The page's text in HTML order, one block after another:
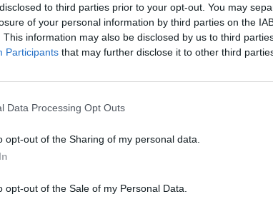
to third parties prior to your opt-out. You may
of your personal information by third parties on the
This information may also be disclosed by us to third
Participants that may further disclose it to other third
Data Processing Opt Outs
opt-out of the Sharing of my personal data.
opt-out of the Sale of my Personal Data.
Příbram starosta Vladimír Král zastupitelstvo